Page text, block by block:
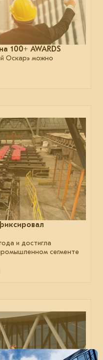
100+ AWARDS
Оскар» можно
и достигла
сегменте